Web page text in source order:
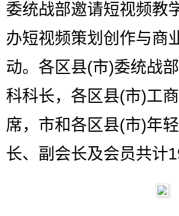
委统战部邀请短视频教
办短视频策划创作与商
动。各区县(市)委统战
科科长，各区县(市)工
席，市和各区县(市)年
长、副会长及会员共计